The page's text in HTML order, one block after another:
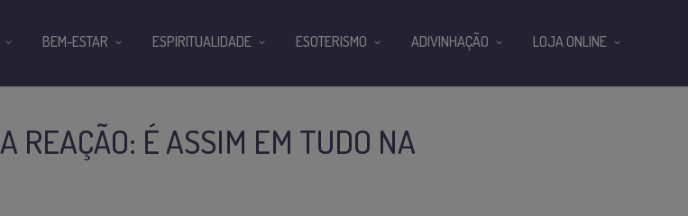
REAÇÃO: É ASSIM EM TUDO NA
BEM-ESTAR ESPIRITUALIDADE ESOTERISMO ADIVINHAÇÃO LOJA ONLINE